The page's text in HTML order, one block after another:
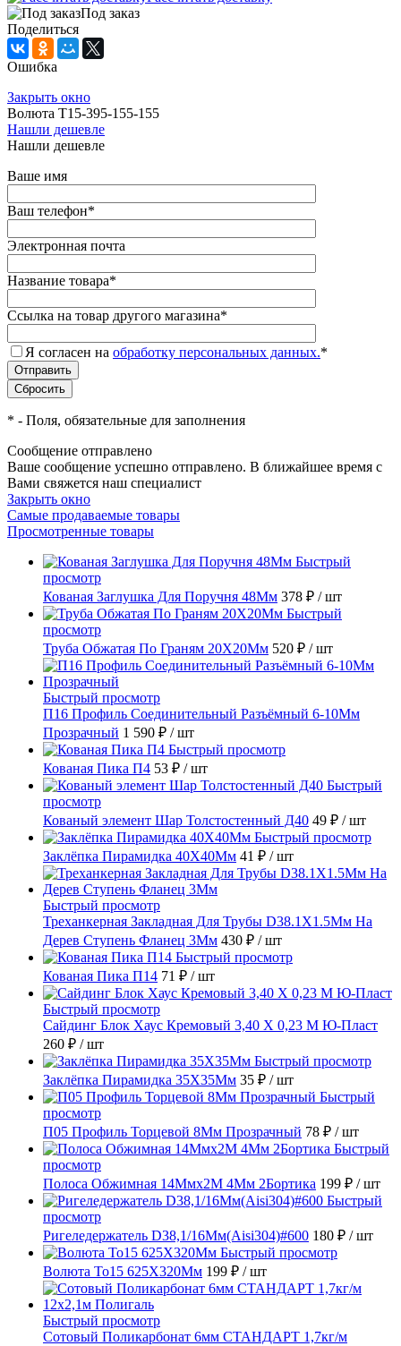
Под заказ
Поделиться
Ошибка
Закрыть окно
Волюта Т15-395-155-155
Нашли дешевле
Нашли дешевле
Ваше имя
Ваш телефон*
Электронная почта
Название товара*
Ссылка на товар другого магазина*
Я согласен на обработку персональных данных.*
* - Поля, обязательные для заполнения
Сообщение отправлено
Ваше сообщение успешно отправлено. В ближайшее время с
Вами свяжется наш специалист
Закрыть окно
Самые продаваемые товары
Просмотренные товары
Быстрый
просмотр
Кованая Заглушка Для Поручня 48Мм 378 ₽ / шт
Быстрый
просмотр
Труба Обжатая По Граням 20X20Мм 520 ₽ / шт
Быстрый просмотр
П16 Профиль Соединительный Разъёмный 6-10Мм
Прозрачный 1 590 ₽ / шт
Быстрый просмотр
Кованая Пика П4 53 ₽ / шт
Быстрый
просмотр
Кованый элемент Шар Толстостенный Д40 49 ₽ / шт
Быстрый просмотр
Заклёпка Пирамидка 40X40Мм 41 ₽ / шт
Быстрый просмотр
Треханкерная Закладная Для Трубы D38.1Х1.5Мм На
Дерев Ступень Фланец 3Мм 430 ₽ / шт
Быстрый просмотр
Кованая Пика П14 71 ₽ / шт
Быстрый просмотр
Сайдинг Блок Хаус Кремовый 3,40 Х 0,23 М Ю-Пласт
260 ₽ / шт
Быстрый просмотр
Заклёпка Пирамидка 35X35Мм 35 ₽ / шт
Быстрый
просмотр
П05 Профиль Торцевой 8Мм Прозрачный 78 ₽ / шт
Быстрый
просмотр
Полоса Обжимная 14Ммх2М 4Мм 2Бортика 199 ₽ / шт
Быстрый
просмотр
Ригеледержатель D38,1/16Мм(Aisi304)#600 180 ₽ / шт
Быстрый просмотр
Волюта То15 625X320Мм 199 ₽ / шт
Быстрый просмотр
Сотовый Поликарбонат 6мм СТАНДАРТ 1,7кг/м